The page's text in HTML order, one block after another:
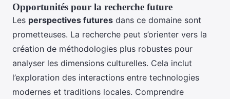
Opportunités pour la recherche future
Les perspectives futures dans ce domaine sont
prometteuses. La recherche peut s’orienter vers la
création de méthodologies plus robustes pour
analyser les dimensions culturelles. Cela inclut
l’exploration des interactions entre technologies
modernes et traditions locales. Comprendre